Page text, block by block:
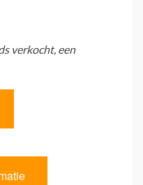
verkocht, een